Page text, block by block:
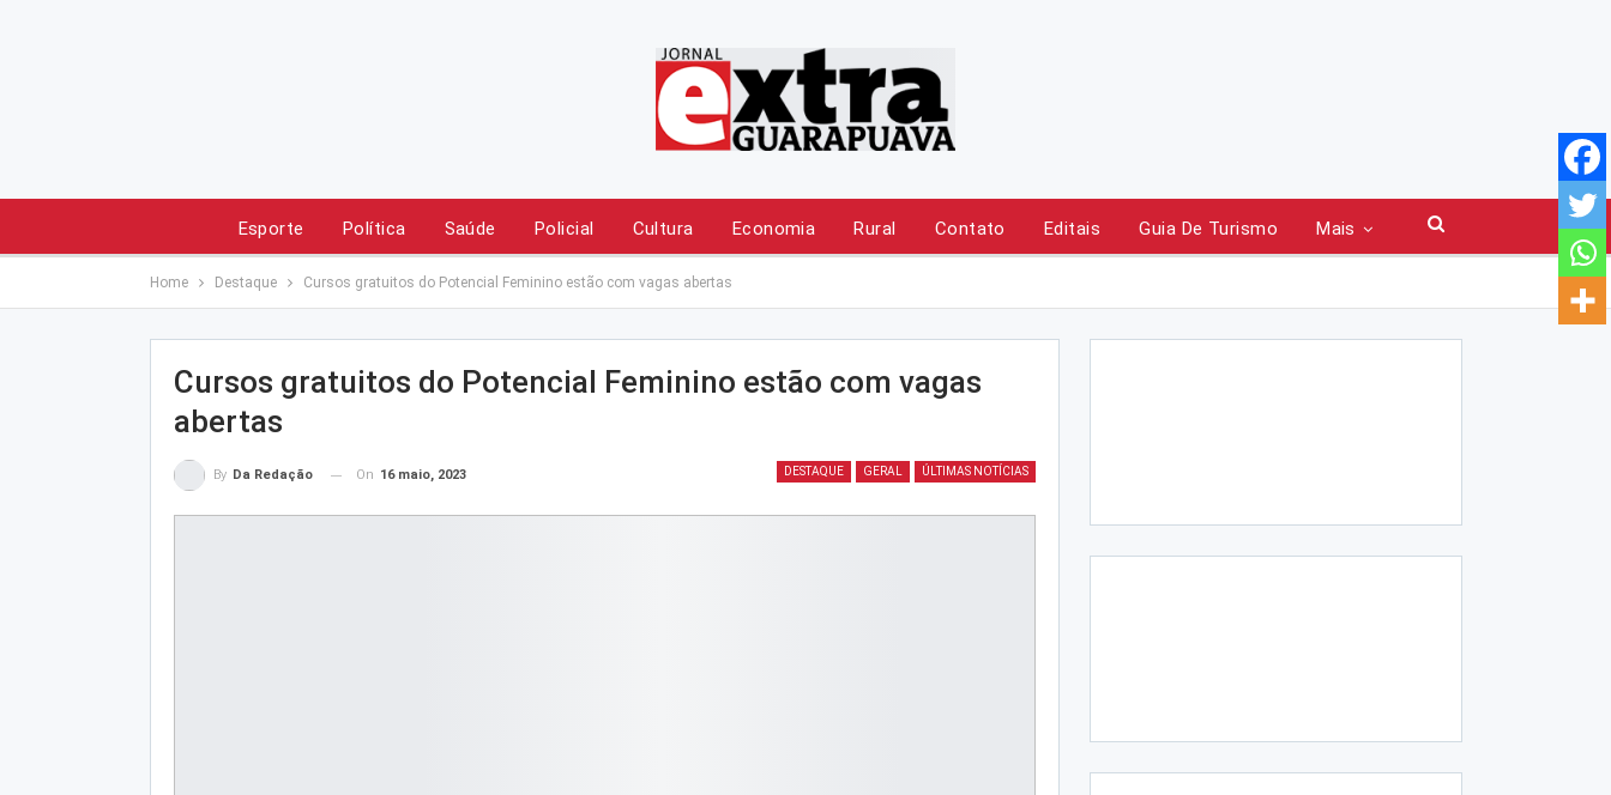
Esporte Política Saúde Policial Cultura Economia Rural Contato Editais Guia De Turismo Mais
Home Destaque Cursos gratuitos do Potencial Feminino estão com vagas abertas
Cursos gratuitos do Potencial Feminino estão com vagas
abertas
DESTAQUE GERAL ÚLTIMAS NOTÍCIAS
By Da Redação On 16 maio, 2023